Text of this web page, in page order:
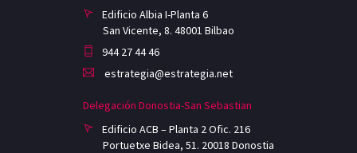
Edificio Albia I-Planta 6
San Vicente, 8. 48001 Bilbao
944 27 44 46
estrategia@estrategia.net
Delegación Donostia-San Sebastian
Edificio ACB – Planta 2 Ofic. 216
Portuetxe Bidea, 51. 20018 Donostia